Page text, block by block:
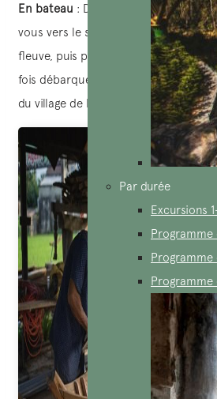
Par durée
Excursions
Programme
Programme
Programme
En bateau : Depuis l’embarcadère de
vous vers le sud le long de la rue
fleuve, puis prenez le bateau reliant
fois débarqué, une courte marche
du village de Kim Bong.